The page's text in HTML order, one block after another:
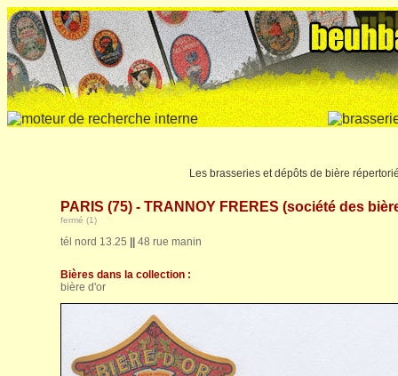
Les brasseries et dépôts de bière
PARIS (75) - TRANNOY FRERES (société des
fermé (1)
tél nord 13.25 48 rue manin
Bières dans la collection :
bière d'or